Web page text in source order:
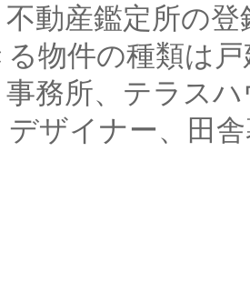
動産鑑定所の
物件の種類は
務所、テラス
デザイナー、田